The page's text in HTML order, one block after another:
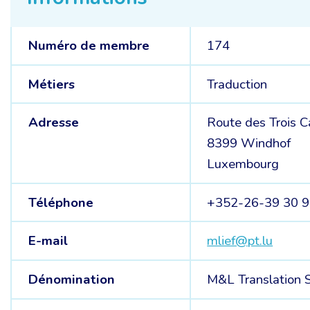
Numéro de membre 174
Métiers Traduction
Adresse
Route des Trois
8399 Windhof
Luxembourg
Téléphone +352-26-39 30
E-mail mlief@pt.lu
Dénomination M&L Translation